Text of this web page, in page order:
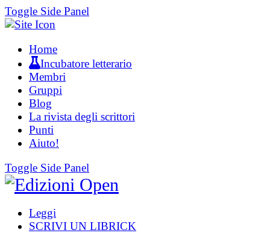
Toggle Side Panel
Home
Incubatore letterario
Membri
Gruppi
Blog
La rivista degli scrittori
Punti
Aiuto!
Toggle Side Panel
Leggi
SCRIVI UN LIBRICK